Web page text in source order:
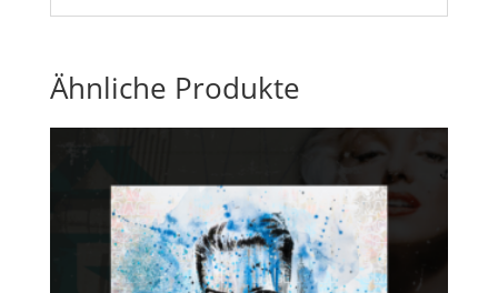
Ähnliche Produkte